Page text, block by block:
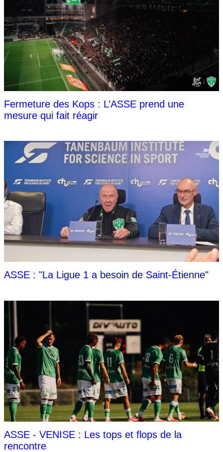
Fermeture des Kops : L’ASSE prend une
mesure qui fait réagir
ASSE : "La Ligue 1 a besoin de Saint-Étienne"
ASSE - VENISE : Les tops et flops de la
rencontre